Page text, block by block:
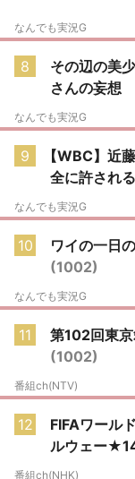
なんでも実況G
8
その辺の美
さんの妄想
なんでも実況G
9
【WBC】近
全に許される
なんでも実況G
10
ワイの一日
(1002)
なんでも実況G
11
第102回東
(1002)
番組ch(NTV)
12
FIFAワール
ルウェー
番組ch(NHK)